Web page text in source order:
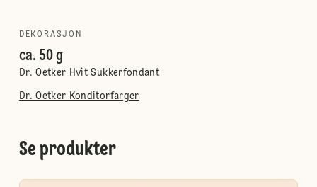
DEKORASJON
ca. 50 g
Dr. Oetker Hvit Sukkerfondant
Dr. Oetker Konditorfarger
Se produkter